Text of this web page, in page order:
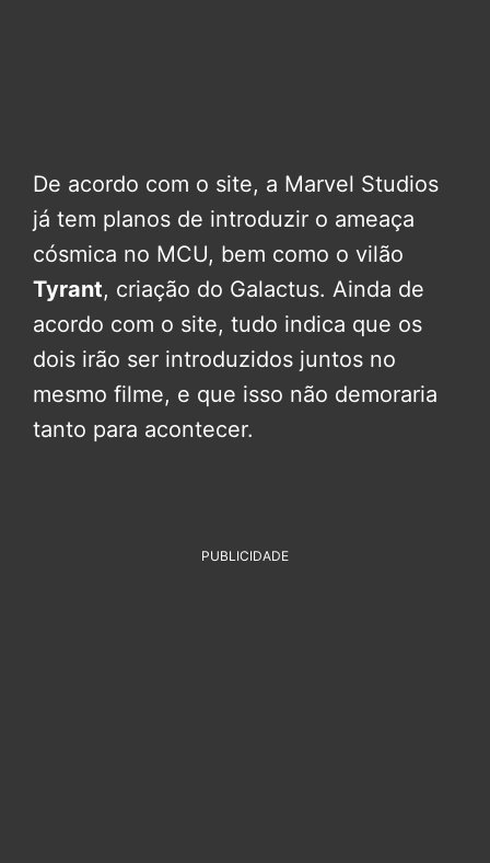
De acordo com o site, a Marvel Studios
já tem planos de introduzir o ameaça
cósmica no MCU, bem como o vilão
Tyrant, criação do Galactus. Ainda de
acordo com o site, tudo indica que os
dois irão ser introduzidos juntos no
mesmo filme, e que isso não demoraria
tanto para acontecer.
PUBLICIDADE